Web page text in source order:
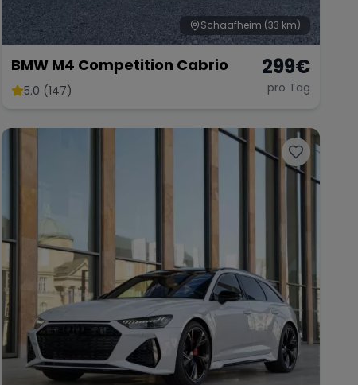
Schaafheim (33 km)
BMW M4 Competition Cabrio
5.0 (147)
299€
pro Tag